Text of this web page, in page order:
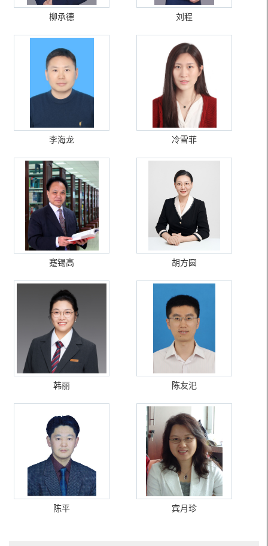
柳承德 刘程
李海龙 冷雪菲
蹇锡高 胡方圆
韩丽 陈友汜
陈平 宾月珍